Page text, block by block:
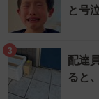
と号
3
配達
ると